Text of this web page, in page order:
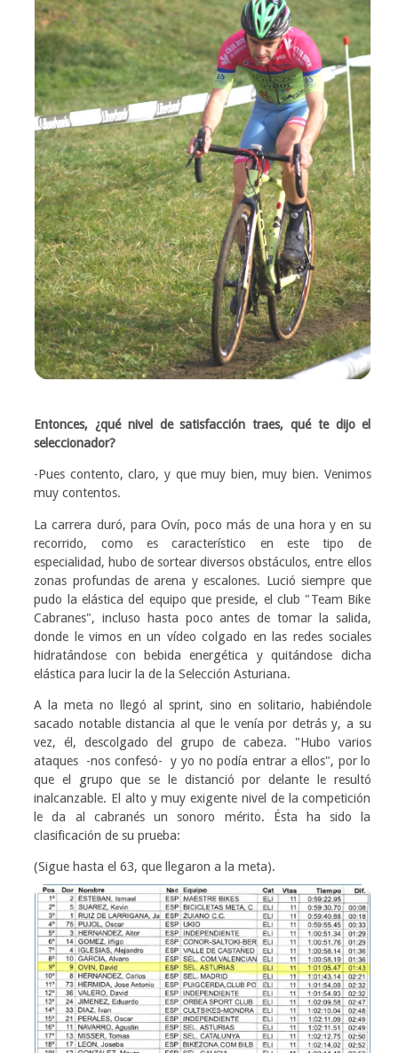
Entonces, ¿qué nivel de satisfacción traes, qué te dijo el
seleccionador?
-Pues contento, claro, y que muy bien, muy bien. Venimos
muy contentos.
La carrera duró, para Ovín, poco más de una hora y en su
recorrido, como es característico en este tipo de
especialidad, hubo de sortear diversos obstáculos, entre ellos
zonas profundas de arena y escalones. Lució siempre que
pudo la elástica del equipo que preside, el club "Team Bike
Cabranes", incluso hasta poco antes de tomar la salida,
donde le vimos en un vídeo colgado en las redes sociales
hidratándose con bebida energética y quitándose dicha
elástica para lucir la de la Selección Asturiana.
A la meta no llegó al sprint, sino en solitario, habiéndole
sacado notable distancia al que le venía por detrás y, a su
vez, él, descolgado del grupo de cabeza. "Hubo varios
ataques -nos confesó- y yo no podía entrar a ellos", por lo
que el grupo que se le distanció por delante le resultó
inalcanzable. El alto y muy exigente nivel de la competición
le da al cabranés un sonoro mérito. Ésta ha sido la
clasificación de su prueba:
(Sigue hasta el 63, que llegaron a la meta).